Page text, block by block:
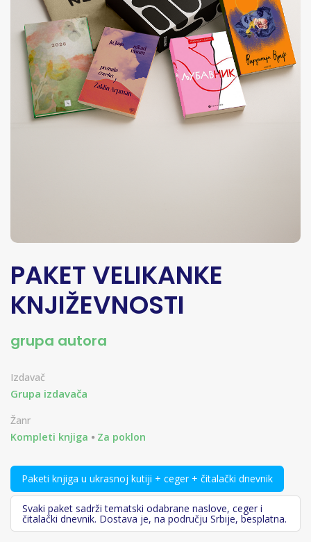
PAKET VELIKANKE
KNJIŽEVNOSTI
grupa autora
Izdavač
Grupa izdavača
Žanr
Kompleti knjiga
Za poklon
Paketi knjiga u ukrasnoj kutiji + ceger + čitalački dnevnik
Svaki paket sadrži tematski odabrane naslove, ceger i
čitalački dnevnik. Dostava je, na području Srbije, besplatna.